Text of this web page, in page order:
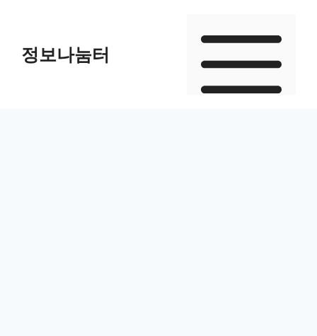
content정보나눔터